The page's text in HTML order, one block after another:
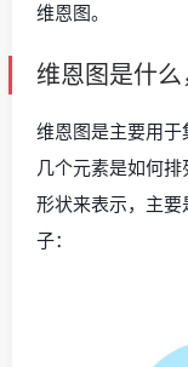
维恩图。
维恩图是什
维恩图是主要用
几个元素是如何
形状来表示，主
子：